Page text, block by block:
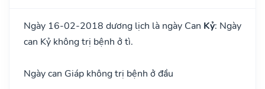
Ngày 16-02-2018 dương lịch là ngày Can Kỷ: Ngày
can Kỷ không trị bệnh ở tì.
Ngày can Giáp không trị bệnh ở đầu